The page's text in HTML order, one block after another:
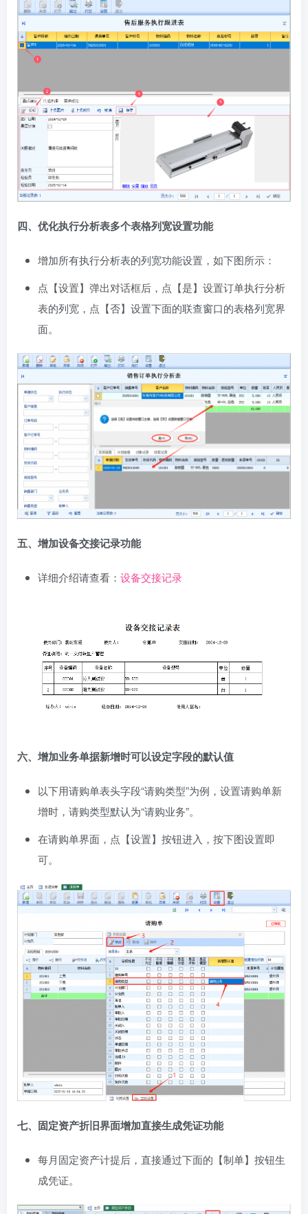
四、优化执行分析表多个表格列宽设置功能
增加所有执行分析表的列宽功能设置，如下图所示：
点【设置】弹出对话框后，点【是】设置订单执行分析
表的列宽，点【否】设置下面的联查窗口的表格列宽界
面。
五、增加设备交接记录功能
详细介绍请查看： 设备交接记录
六、增加业务单据新增时可以设定字段的默认值
以下用请购单表头字段“请购类型”为例，设置请购单新
增时，请购类型默认为“请购业务”。
在请购单界面，点【设置】按钮进入，按下图设置即
可。
七、固定资产折旧界面增加直接生成凭证功能
每月固定资产计提后，直接通过下面的【制单】按钮生
成凭证。